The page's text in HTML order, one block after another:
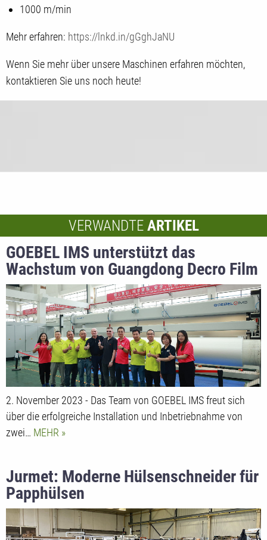
1000 m/min
Mehr erfahren: https://lnkd.in/gGghJaNU
Wenn Sie mehr über unsere Maschinen erfahren möchten,
kontaktieren Sie uns noch heute!
VERWANDTE ARTIKEL
GOEBEL IMS unterstützt das
Wachstum von Guangdong Decro Film
New Materials, einem führenden
chinesischen BOPP-Folienhersteller
2. November 2023 - Das Team von GOEBEL IMS freut sich
über die erfolgreiche Installation und Inbetriebnahme von
zwei… MEHR
Jurmet: Moderne Hülsenschneider für
Papphülsen